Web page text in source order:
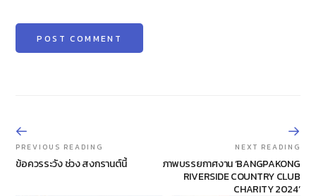
PREVIOUS READING
ข้อควรระวัง ช่วง สงกรานต์นี้
NEXT READING
ภาพบรรยกาศงาน ‘BANGPAKONG
RIVERSIDE COUNTRY CLUB
CHARITY 2024’